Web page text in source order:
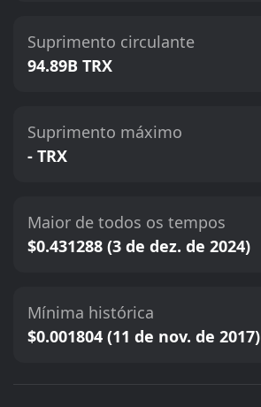
Suprimento circulante
94.89B TRX
Suprimento máximo
- TRX
Maior de todos os tempos
$0.431288 (3 de dez. de 2024)
Mínima histórica
$0.001804 (11 de nov. de 2017)